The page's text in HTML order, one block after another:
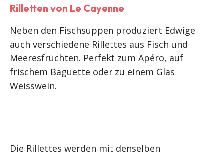
Rilletten von Le Cayenne
Neben den Fischsuppen produziert Edwige
auch verschiedene Rillettes aus Fisch und
Meeresfrüchten. Perfekt zum Apéro, auf
frischem Baguette oder zu einem Glas
Weisswein.
Die Rillettes werden mit denselben